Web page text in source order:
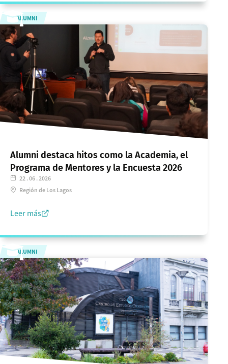
ALUMNI
22 . 06 . 2026
Región de Los Lagos
Alumni destaca hitos como la Academia, el
Programa de Mentores y la Encuesta 2026
Leer más
ALUMNI